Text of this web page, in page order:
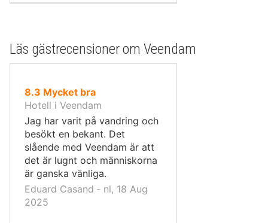
Läs gästrecensioner om Veendam
8.3 av
10,
Mycket bra
Hotell i Veendam
Jag har varit på vandring och
besökt en bekant. Det
slående med Veendam är att
det är lugnt och människorna
är ganska vänliga.
Eduard Casand ‐ nl, 18 Aug
2025